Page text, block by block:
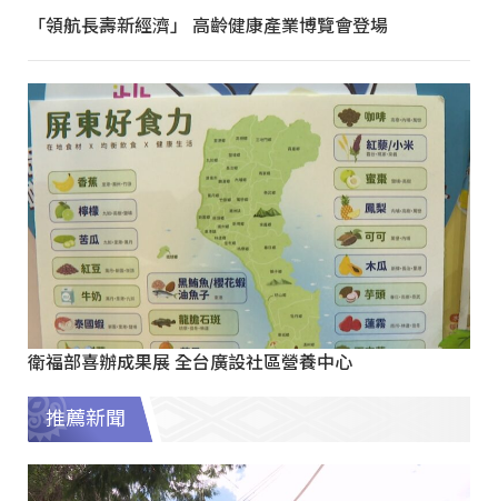
「領航長壽新經濟」 高齡健康產業博覽會登場
衛福部喜辦成果展 全台廣設社區營養中心
推薦新聞